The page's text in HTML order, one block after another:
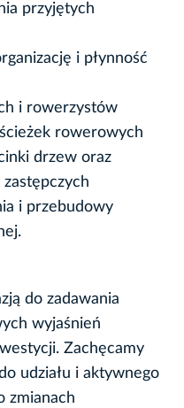
przyjętych
i płynność
i rowerzystów
rowerowych
drzew oraz
i przebudowy
do zadawania
wyjaśnień
Zachęcamy
udziału i aktywnego
zmianach